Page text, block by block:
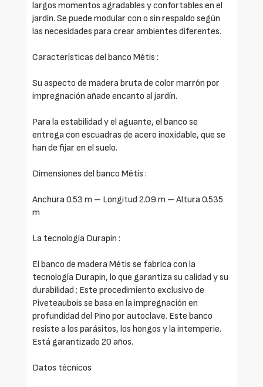
largos momentos agradables y confortables en el
jardín. Se puede modular con o sin respaldo según
las necesidades para crear ambientes diferentes.
Características del banco Métis :
Su aspecto de madera bruta de color marrón por
impregnación añade encanto al jardín.
Para la estabilidad y el aguante, el banco se
entrega con escuadras de acero inoxidable, que se
han de fijar en el suelo.
Dimensiones del banco Métis :
Anchura 0.53 m – Longitud 2.09 m – Altura 0.535
m
La tecnología Durapin :
El banco de madera Métis se fabrica con la
tecnología Durapin, lo que garantiza su calidad y su
durabilidad ; Este procedimiento exclusivo de
Piveteaubois se basa en la impregnación en
profundidad del Pino por autoclave. Este banco
resiste a los parásitos, los hongos y la intemperie.
Está garantizado 20 años.
Datos técnicos